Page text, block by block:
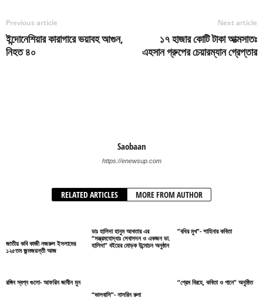
Previous article
ইন্দোনেশিয়ার কারাগারে ভয়াবহ আগুন,
নিহত ৪০
Next article
১৭ হাজার কোটি টাকা আত্মসাতঃ
এহসান গ্রুপের চেয়ারম্যান গ্রেপ্তার
Saobaan
https://enewsup.com
RELATED ARTICLES MORE FROM AUTHOR
জাতীয় কবি কাজী নজরুল ইসলামের
১২৫তম জন্মজয়ন্তী আজ
ডাঃ হালিদা হানুম আখতার এর
“সম্ভ্রমযোদ্ধাঃ সেবাসদন ও একজন ডা.
হালিদা” বইয়ের মোড়ক উন্মোচন অনুষ্ঠান
”বধির মুখ”- শাহিনার কবিতা
রঙ্গিন স্বপ্ন গুলো- আফরিন জাবীন মুন
“ভালবাসি”- নাসরিন রুনা
“প্রেম বিরহে, কবিতা ও গানে” অনুষ্ঠিত